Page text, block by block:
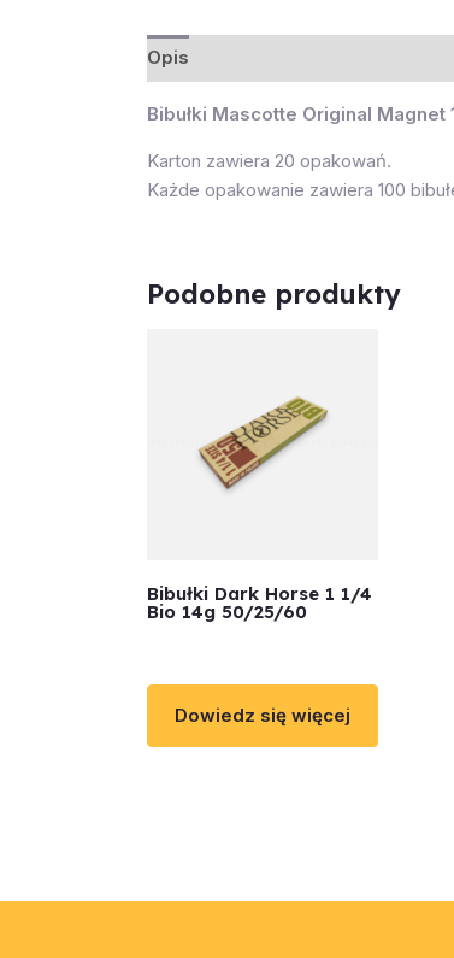
Opis
Bibułki Mascotte Original Magnet
Karton zawiera 20 opakowań.
Każde opakowanie zawiera 100
Podobne produkty
Bibułki Dark Horse 1 1/4
Bio 14g 50/25/60
Dowiedz się więcej